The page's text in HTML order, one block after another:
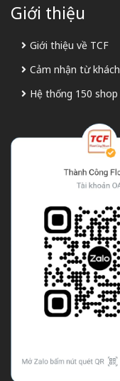
Giới thiệu
Giới thiệu về TCF
Cảm nhận từ
Hệ thống 150